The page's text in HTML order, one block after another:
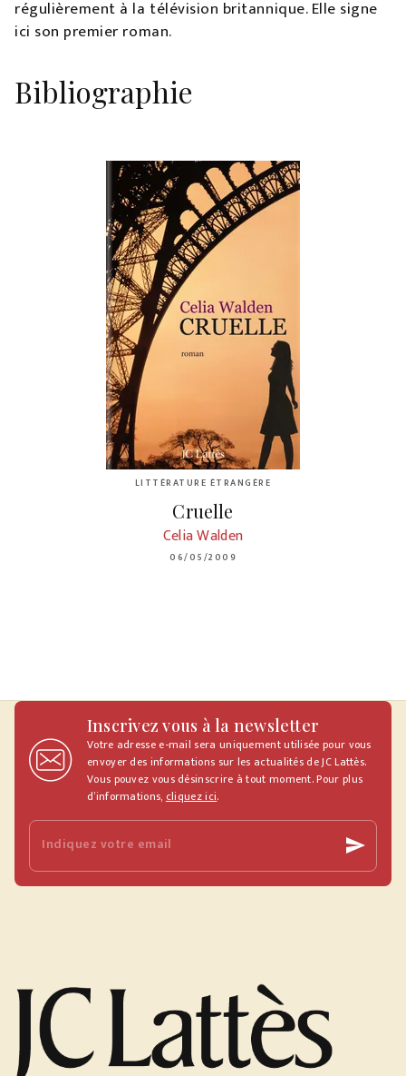
régulièrement à la télévision britannique. Elle signe
ici son premier roman.
Bibliographie
LITTÉRATURE ÉTRANGÈRE
Cruelle
Celia Walden
06/05/2009
Inscrivez vous à la newsletter
Votre adresse e-mail sera uniquement utilisée pour vous
envoyer des informations sur les actualités de JC Lattès.
Vous pouvez vous désinscrire à tout moment. Pour plus
d’informations, cliquez ici.
Indiquez votre email send